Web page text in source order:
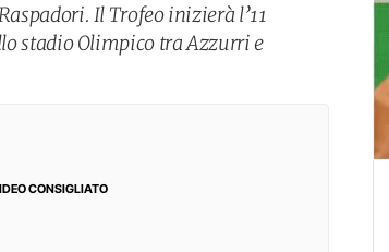
Il Trofeo inizierà l’11
stadio Olimpico tra Azzurri e
CONSIGLIATO